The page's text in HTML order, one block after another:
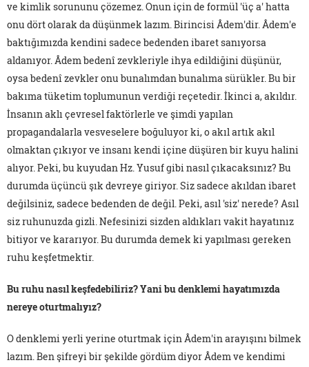
ve kimlik sorununu çözemez. Onun için de formül 'üç a' hatta
onu dört olarak da düşünmek lazım. Birincisi Âdem'dir. Âdem'e
baktığımızda kendini sadece bedenden ibaret sanıyorsa
aldanıyor. Âdem bedenî zevkleriyle ihya edildiğini düşünür,
oysa bedenî zevkler onu bunalımdan bunalıma sürükler. Bu bir
bakıma tüketim toplumunun verdiği reçetedir. İkinci a, akıldır.
İnsanın aklı çevresel faktörlerle ve şimdi yapılan
propagandalarla vesveselere boğuluyor ki, o akıl artık akıl
olmaktan çıkıyor ve insanı kendi içine düşüren bir kuyu halini
alıyor. Peki, bu kuyudan Hz. Yusuf gibi nasıl çıkacaksınız? Bu
durumda üçüncü şık devreye giriyor. Siz sadece akıldan ibaret
değilsiniz, sadece bedenden de değil. Peki, asıl 'siz' nerede? Asıl
siz ruhunuzda gizli. Nefesinizi sizden aldıkları vakit hayatınız
bitiyor ve kararıyor. Bu durumda demek ki yapılması gereken
ruhu keşfetmektir.
Bu ruhu nasıl keşfedebiliriz? Yani bu denklemi hayatımızda
nereye oturtmalıyız?
O denklemi yerli yerine oturtmak için Âdem'in arayışını bilmek
lazım. Ben şifreyi bir şekilde gördüm diyor Âdem ve kendimi